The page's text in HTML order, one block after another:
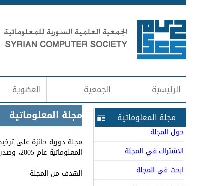
الرئيسية الجمعية العضوية
مجلة المعلوماتية
مجلة دورية حائزة على
المعلوماتية عام 2005، وصدر عددها الأول في شهر كانون الثاني 2006.
الهدف من المجلة
مجلة المعلوماتية
حول المجلة
الاشتراك في المجلة
ابحث في المجلة